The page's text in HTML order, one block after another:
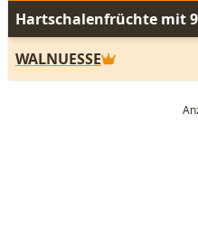
Hartschalenfrüchte mit
WALNUESSE